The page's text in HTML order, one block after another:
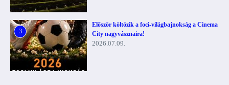
3
Először költözik a foci-világbajnokság a Cinema
City nagyvásznaira!
2026.07.09.